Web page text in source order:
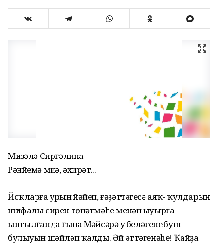
Миңзәлә Сирғәлина
Рәнйемә миңә, әхирәт...
Йоҡларға урын йәйеп, ғәҙәттәгесә аяҡ- ҡулдарын
шифалы сирен төнәтмәһе менән ыуырға
ынтылғанда ғына Мәйсәрә уң беләгенең буш
булыуын шәйләп ҡалды. Әй әттәгенәһе! Ҡайҙа